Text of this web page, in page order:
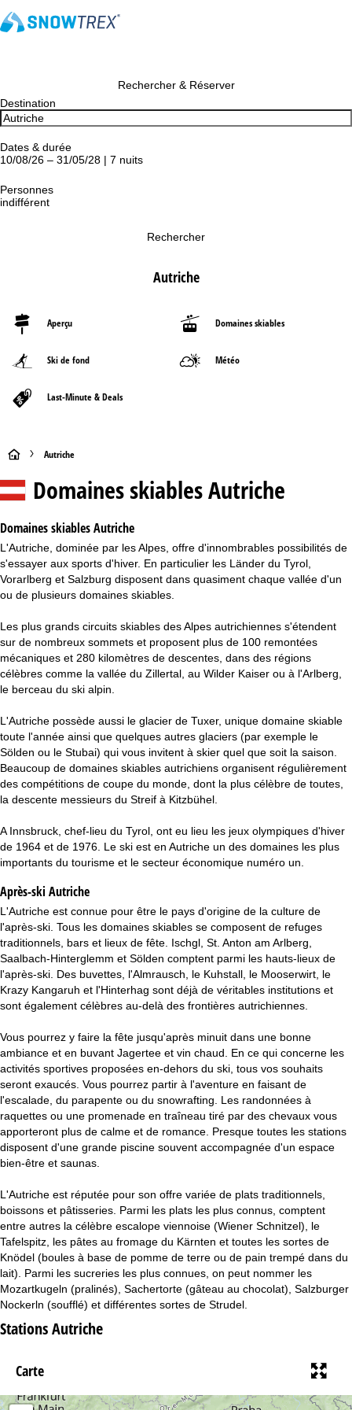
Rechercher & Réserver
Destination
Dates & durée
10/08/26 – 31/05/28 | 7 nuits
Personnes
indifférent
Rechercher
Autriche
Aperçu Domaines skiables
Ski de fond Météo
Last-Minute & Deals
P
a
e
d
a
c
u
e
l
Autriche
Domaines skiables Autriche
Domaines skiables Autriche
L'Autriche, dominée par les Alpes, offre d'innombrables possibilités de
s'essayer aux sports d'hiver. En particulier les Länder du Tyrol,
Vorarlberg et Salzburg disposent dans quasiment chaque vallée d'un
ou de plusieurs domaines skiables.
Les plus grands circuits skiables des Alpes autrichiennes s'étendent
sur de nombreux sommets et proposent plus de 100 remontées
mécaniques et 280 kilomètres de descentes, dans des régions
célèbres comme la vallée du Zillertal, au Wilder Kaiser ou à l'Arlberg,
le berceau du ski alpin.
L'Autriche possède aussi le glacier de Tuxer, unique domaine skiable
toute l'année ainsi que quelques autres glaciers (par exemple le
Sölden ou le Stubai) qui vous invitent à skier quel que soit la saison.
Beaucoup de domaines skiables autrichiens organisent régulièrement
des compétitions de coupe du monde, dont la plus célèbre de toutes,
la descente messieurs du Streif à Kitzbühel.
A Innsbruck, chef-lieu du Tyrol, ont eu lieu les jeux olympiques d'hiver
de 1964 et de 1976. Le ski est en Autriche un des domaines les plus
importants du tourisme et le secteur économique numéro un.
Après-ski Autriche
L'Autriche est connue pour être le pays d'origine de la culture de
l'après-ski. Tous les domaines skiables se composent de refuges
traditionnels, bars et lieux de fête. Ischgl, St. Anton am Arlberg,
Saalbach-Hinterglemm et Sölden comptent parmi les hauts-lieux de
l'après-ski. Des buvettes, l'Almrausch, le Kuhstall, le Mooserwirt, le
Krazy Kangaruh et l'Hinterhag sont déjà de véritables institutions et
sont également célèbres au-delà des frontières autrichiennes.
Vous pourrez y faire la fête jusqu'après minuit dans une bonne
ambiance et en buvant Jagertee et vin chaud. En ce qui concerne les
activités sportives proposées en-dehors du ski, tous vos souhaits
seront exaucés. Vous pourrez partir à l'aventure en faisant de
l'escalade, du parapente ou du snowrafting. Les randonnées à
raquettes ou une promenade en traîneau tiré par des chevaux vous
apporteront plus de calme et de romance. Presque toutes les stations
disposent d'une grande piscine souvent accompagnée d'un espace
bien-être et saunas.
L'Autriche est réputée pour son offre variée de plats traditionnels,
boissons et pâtisseries. Parmi les plats les plus connus, comptent
entre autres la célèbre escalope viennoise (Wiener Schnitzel), le
Tafelspitz, les pâtes au fromage du Kärnten et toutes les sortes de
Knödel (boules à base de pomme de terre ou de pain trempé dans du
lait). Parmi les sucreries les plus connues, on peut nommer les
Mozartkugeln (pralinés), Sachertorte (gâteau au chocolat), Salzburger
Nockerln (soufflé) et différentes sortes de Strudel.
Stations Autriche
Carte